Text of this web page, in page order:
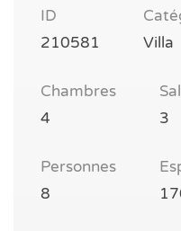
ID
210581
Villa
Chambres
4
3
Personnes
8